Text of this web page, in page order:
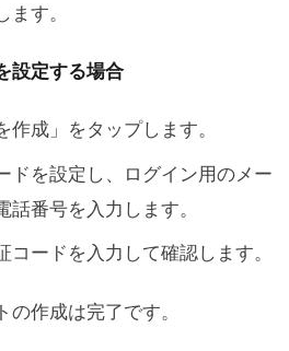
ます。
設定する場合
作成」をタップします。
ドを設定し、ログイン用のメー
話番号を入力します。
コードを入力して確認します。
の作成は完了です。